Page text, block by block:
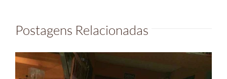
Postagens Relacionadas